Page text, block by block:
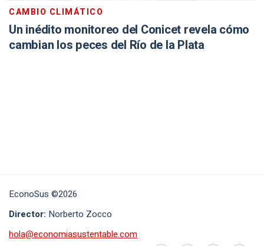
CAMBIO CLIMÁTICO
Un inédito monitoreo del Conicet revela cómo
cambian los peces del Río de la Plata
EconoSus ©2026
Director: Norberto Zocco
hola@economiasustentable.com